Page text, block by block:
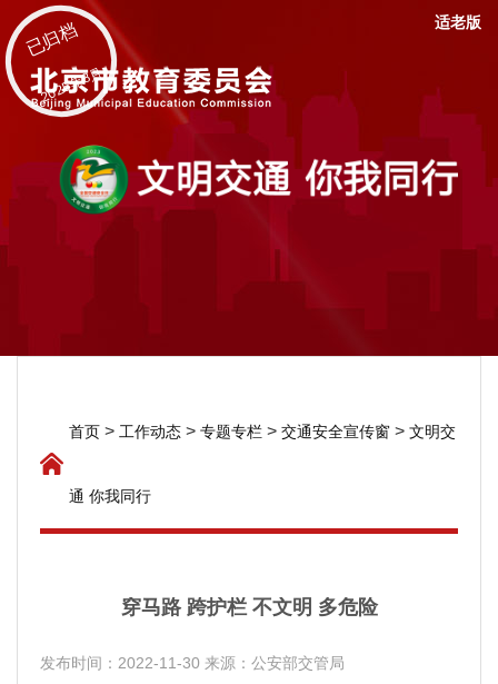
已归档
2025年8月
适老版
首页 > 工作动态 > 专题专栏 > 交通安全宣传窗 > 文明交
通 你我同行
穿马路 跨护栏 不文明 多危险
发布时间：2022-11-30 来源：公安部交管局